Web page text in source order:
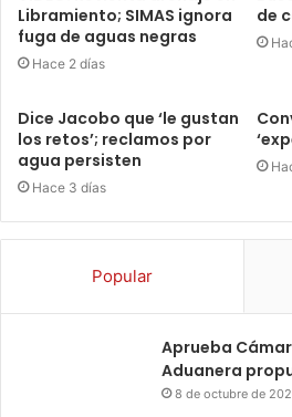
Libramiento; SIMAS ignora
fuga de aguas negras
Hace 2 días
de
Dice Jacobo que ‘le gustan
los retos’; reclamos por
agua persisten
Hace 3 días
Popular
Aprueba
Aduanera
8 de octubre de